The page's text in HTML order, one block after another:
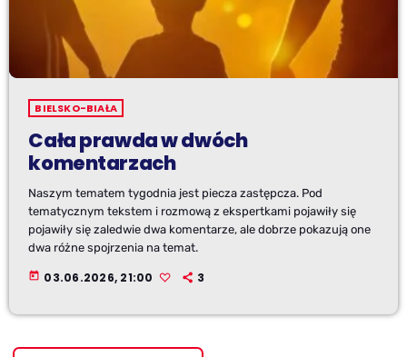
BIELSKO-BIAŁA
Cała prawda w dwóch
komentarzach
Naszym tematem tygodnia jest piecza zastępcza. Pod
tematycznym tekstem i rozmową z ekspertkami pojawiły się
pojawiły się zaledwie dwa komentarze, ale dobrze pokazują one
dwa różne spojrzenia na temat.
today 03.06.2026, 21:00 3